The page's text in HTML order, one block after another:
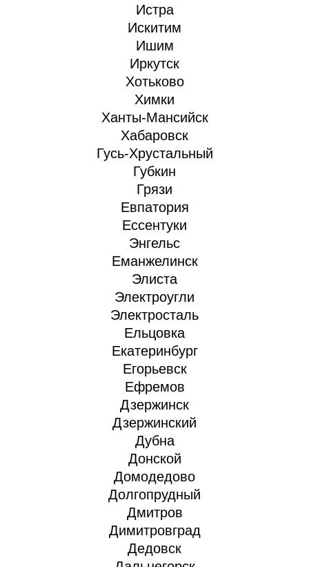
Истра
Искитим
Ишим
Иркутск
Хотьково
Химки
Ханты-Мансийск
Хабаровск
Гусь-Хрустальный
Губкин
Грязи
Евпатория
Ессентуки
Энгельс
Еманжелинск
Элиста
Электроугли
Электросталь
Ельцовка
Екатеринбург
Егорьевск
Ефремов
Дзержинск
Дзержинский
Дубна
Донской
Домодедово
Долгопрудный
Дмитров
Димитровград
Дедовск